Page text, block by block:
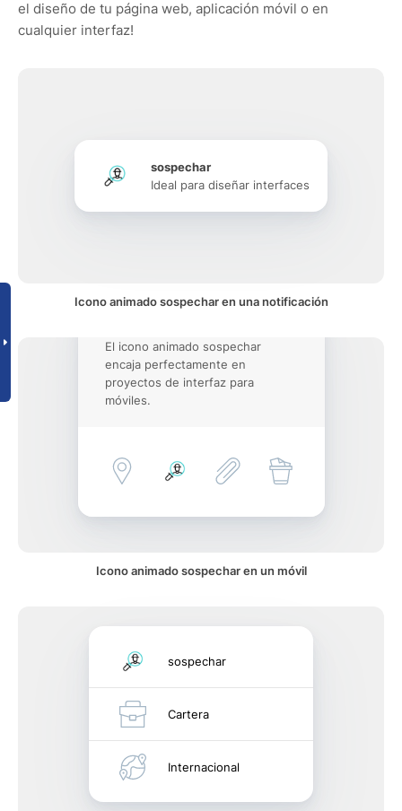
el diseño de tu página web, aplicación móvil o en
cualquier interfaz!
sospechar
Ideal para diseñar interfaces
Icono animado sospechar en una notificación
El icono animado sospechar
encaja perfectamente en
proyectos de interfaz para
móviles.
Icono animado sospechar en un móvil
sospechar
Cartera
Internacional